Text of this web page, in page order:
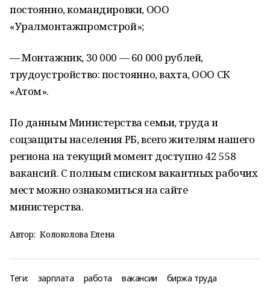
постоянно, командировки, ООО
«Уралмонтажпромстрой»;
— Монтажник, 30 000 — 60 000 рублей,
трудоустройство: постоянно, вахта, ООО СК
«Атом».
По данным Министерства семьи, труда и
соцзащиты населения РБ, всего жителям нашего
региона на текущий момент доступно 42 558
вакансий. С полным списком вакантных рабочих
мест можно ознакомиться на сайте
министерства.
Автор: Колоколова Елена
Теги: зарплата работа вакансии биржа труда